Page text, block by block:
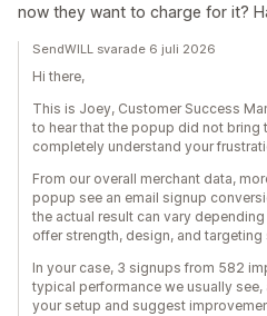
now they want to charge for it?
SendWILL svarade 6 juli 2026
Hi there,
This is Joey, Customer Success
to hear that the popup did not bring
completely understand your
From our overall merchant data,
popup see an email signup
the actual result can vary
offer strength, design, and targeting
In your case, 3 signups from 582
typical performance we usually see,
your setup and suggest